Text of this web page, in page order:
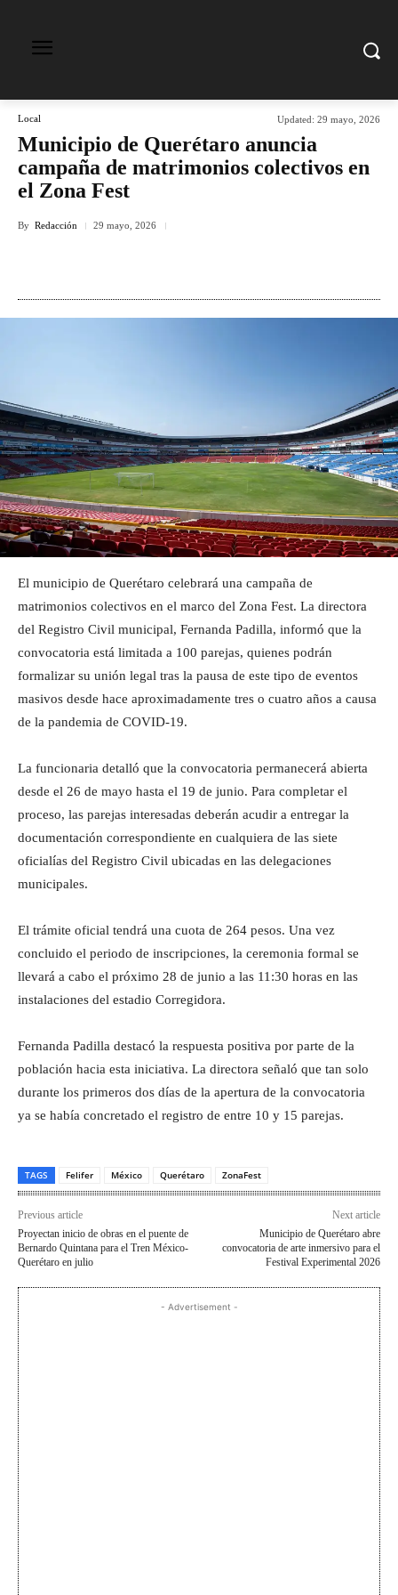
Local Updated: 29 mayo, 2026
Municipio de Querétaro anuncia
campaña de matrimonios colectivos en
el Zona Fest
By Redacción 29 mayo, 2026
El municipio de Querétaro celebrará una campaña de
matrimonios colectivos en el marco del Zona Fest. La directora
del Registro Civil municipal, Fernanda Padilla, informó que la
convocatoria está limitada a 100 parejas, quienes podrán
formalizar su unión legal tras la pausa de este tipo de eventos
masivos desde hace aproximadamente tres o cuatro años a causa
de la pandemia de COVID-19.
La funcionaria detalló que la convocatoria permanecerá abierta
desde el 26 de mayo hasta el 19 de junio. Para completar el
proceso, las parejas interesadas deberán acudir a entregar la
documentación correspondiente en cualquiera de las siete
oficialías del Registro Civil ubicadas en las delegaciones
municipales.
El trámite oficial tendrá una cuota de 264 pesos. Una vez
concluido el periodo de inscripciones, la ceremonia formal se
llevará a cabo el próximo 28 de junio a las 11:30 horas en las
instalaciones del estadio Corregidora.
Fernanda Padilla destacó la respuesta positiva por parte de la
población hacia esta iniciativa. La directora señaló que tan solo
durante los primeros dos días de la apertura de la convocatoria
ya se había concretado el registro de entre 10 y 15 parejas.
TAGS Felifer México Querétaro ZonaFest
Previous article
Proyectan inicio de obras en el puente de
Bernardo Quintana para el Tren México-
Querétaro en julio
Next article
Municipio de Querétaro abre
convocatoria de arte inmersivo para el
Festival Experimental 2026
- Advertisement -